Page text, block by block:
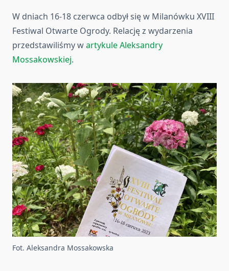
W dniach 16-18 czerwca odbył się w Milanówku XVIII
Festiwal Otwarte Ogrody. Relację z wydarzenia
przedstawiliśmy wartykule Aleksandry
Mossakowskiej.
Fot. Aleksandra Mossakowska